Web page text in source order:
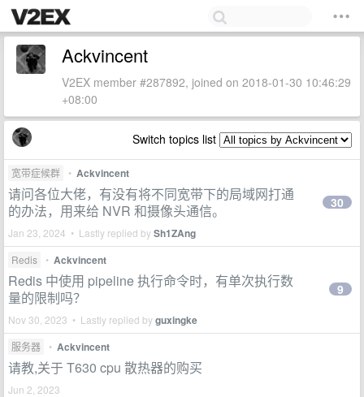
Ackvincent
V2EX member #287892, joined on 2018-01-30 10:46:29
+08:00
Switch topics list
宽带症候群 • Ackvincent
请问各位大佬，有没有将不同宽带下的局域网打通
的办法，用来给 NVR 和摄像头通信。
Jan 23, 2024 • Lastly replied bySh1ZAng
30
Redis • Ackvincent
Redis 中使用 pipeline 执行命令时，有单次执行数
量的限制吗？
Nov 30, 2023 • Lastly replied byguxingke
9
服务器 • Ackvincent
请教,关于 T630 cpu 散热器的购买
Jun 2, 2023